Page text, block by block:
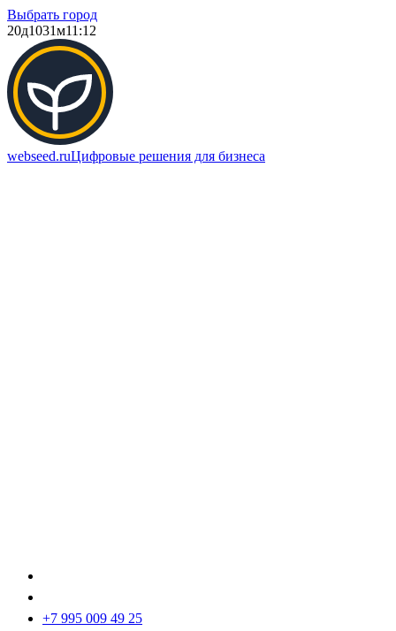
Выбрать город
20д1031м11:12
webseed.ruЦифровые решения для бизнеса
+7 995 009 49 25